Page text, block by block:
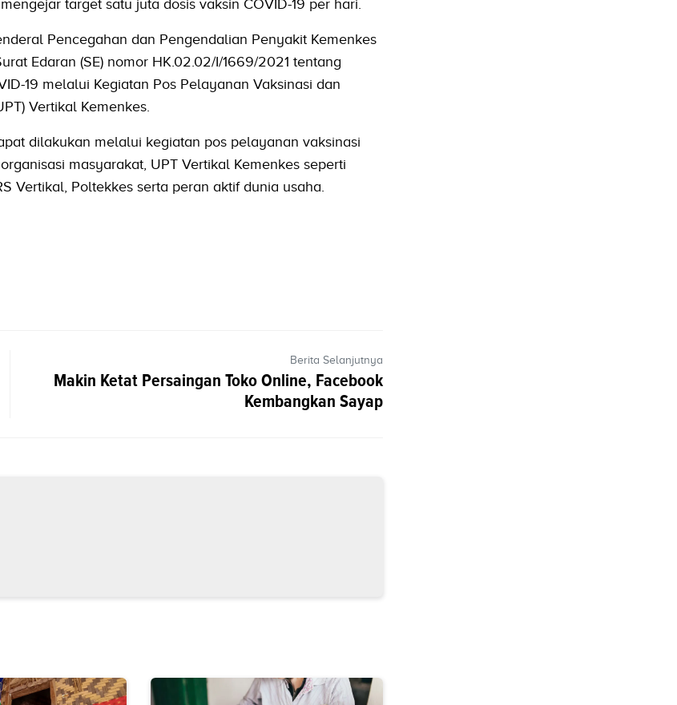
target satu juta dosis vaksin COVID-19 per hari.
Pencegahan dan Pengendalian Penyakit Kemenkes
Edaran (SE) nomor HK.02.02/I/1669/2021 tentang
19 melalui Kegiatan Pos Pelayanan Vaksinasi dan
Vertikal Kemenkes.
dilakukan melalui kegiatan pos pelayanan vaksinasi
masyarakat, UPT Vertikal Kemenkes seperti
Vertikal, Poltekkes serta peran aktif dunia usaha.
Berita Selanjutnya
Makin Ketat Persaingan Toko Online, Facebook
Kembangkan Sayap